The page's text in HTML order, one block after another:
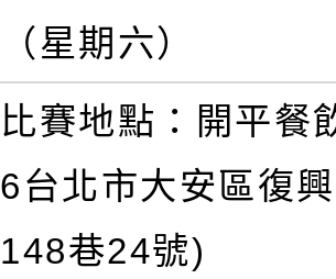
（星期六）
比賽地點：開平餐
6台北市大安區復
148巷24號)